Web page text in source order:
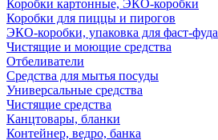
Коробки картонные, ЭКО-коробки
Коробки для пиццы и пирогов
ЭКО-коробки, упаковка для фаст-фуда
Чистящие и моющие средства
Отбеливатели
Средства для мытья посуды
Универсальные средства
Чистящие средства
Канцтовары, бланки
Контейнер, ведро, банка